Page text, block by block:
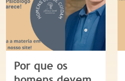
Por que os